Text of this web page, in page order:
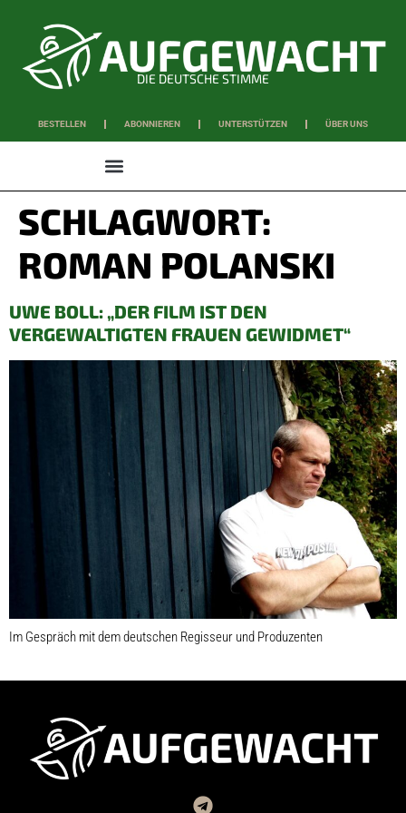
DIE DEUTSCHE STIMME
BESTELLEN ABONNIEREN UNTERSTÜTZEN ÜBER UNS
SCHLAGWORT:
ROMAN POLANSKI
UWE BOLL: „DER FILM IST DEN
VERGEWALTIGTEN FRAUEN GEWIDMET“
Im Gespräch mit dem deutschen Regisseur und Produzenten